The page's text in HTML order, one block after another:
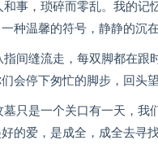
事，琐碎而零乱。我的记
种温馨的符号，静静的沉在
间缝流走，每双脚都在跟
会停下匆忙的脚步，回头望
只是一个关口有一天，我
的爱，是成全，成全去寻